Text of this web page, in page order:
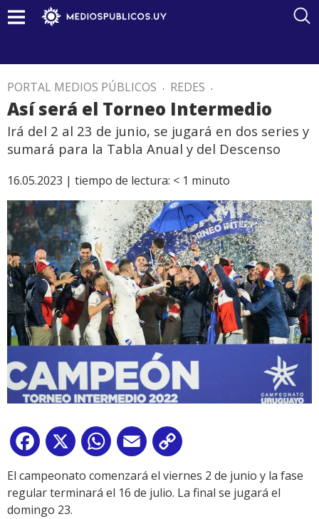
PORTAL MEDIOS PÚBLICOS . REDES .
Así será el Torneo Intermedio
Irá del 2 al 23 de junio, se jugará en dos series y
sumará para la Tabla Anual y del Descenso
16.05.2023 | tiempo de lectura: < 1 minuto
Facebook
X WhatsApp
Email
Link
El campeonato comenzará el viernes 2 de junio y la fase
regular terminará el 16 de julio. La final se jugará el
domingo 23.